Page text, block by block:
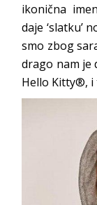
ikonična
daje ‘slatku’
smo zbog
drago nam je
Hello Kitty®, i